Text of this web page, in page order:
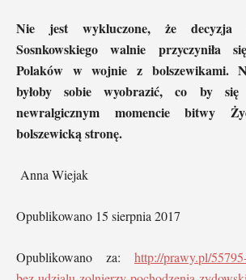
Nie jest wykluczone, że decyzja
Sosnkowskiego walnie przyczyniła
Polaków w wojnie z bolszewikami.
byłoby sobie wyobrazić, co by
newralgicznym momencie bitwy
bolszewicką stronę.
Anna Wiejak
Opublikowano 15 sierpnia 2017
Opublikowano za: http://prawy.pl/